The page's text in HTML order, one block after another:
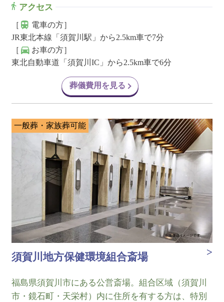
アクセス
［
電車の方］
JR東北本線「須賀川駅」から2.5km車で7分
［
お車の方］
東北自動車道「須賀川IC」から2.5km車で6分
葬儀費用を見る
一般葬・家族葬可能
須賀川地方保健環境組合斎場
福島県須賀川市にある公営斎場。組合区域（須賀川
市・鏡石町・天栄村）内に住所を有する方は、特別